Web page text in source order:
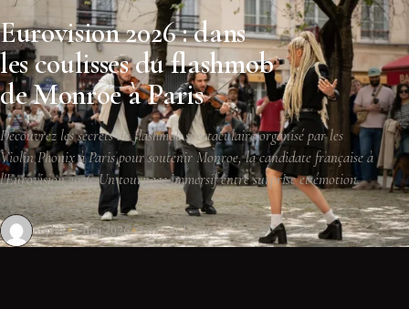
Eurovision 2026 : dans
les coulisses du flashmob
de Monroe à Paris
Découvrez les secrets du flashmob spectaculaire organisé par les
Violin Phonix à Paris pour soutenir Monroe, la candidate française à
l'Eurovision 2026. Un tournage immersif entre surprise et émotion.
Sophie 6 mai 2026 3 min de lecture